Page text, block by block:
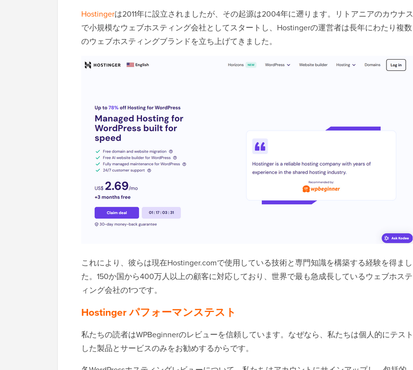
Hostingerは2011年に設立されましたが、その起源は2004年に遡ります。リトアニアのカウナス
で小規模なウェブホスティング会社としてスタートし、Hostingerの運営者は長年にわたり複数
のウェブホスティングブランドを立ち上げてきました。
これにより、彼らは現在Hostinger.comで使用している技術と専門知識を構築する経験を得まし
た。150か国から400万人以上の顧客に対応しており、世界で最も急成長しているウェブホステ
ィング会社の1つです。
Hostinger パフォーマンステスト
私たちの読者はWPBeginnerのレビューを信頼しています。なぜなら、私たちは個人的にテスト
した製品とサービスのみをお勧めするからです。